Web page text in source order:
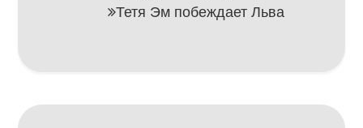
Тетя Эм побеждает Льва